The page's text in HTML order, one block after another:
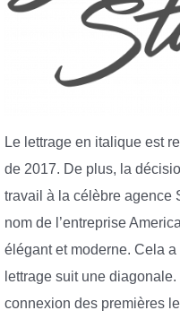
Le lettrage en italique est
de 2017. De plus, la
travail à la célèbre agence
nom de l’entreprise
élégant et moderne. Cela
lettrage suit une
connexion des premières